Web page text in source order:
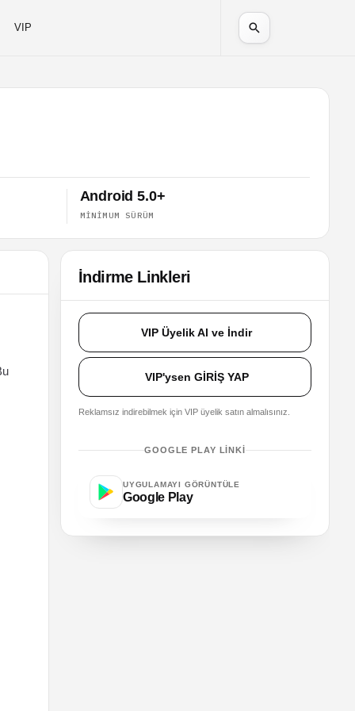
VIP
Android 5.0+
MINIMUM SÜRÜM
İndirme Linkleri
VIP Üyelik Al ve İndir
VIP'ysen GİRİŞ YAP
Reklamsız indirebilmek için VIP üyelik satın almalısınız.
GOOGLE PLAY LINKI
UYGULAMAYI GÖRÜNTÜLE
Google Play